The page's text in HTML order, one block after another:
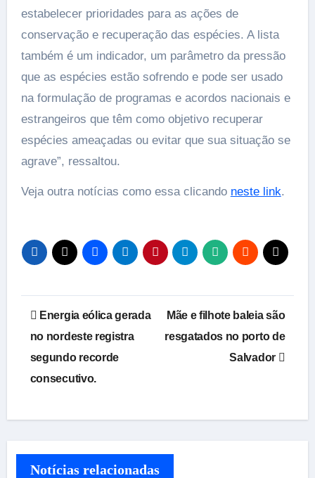
estabelecer prioridades para as ações de
conservação e recuperação das espécies. A lista
também é um indicador, um parâmetro da pressão
que as espécies estão sofrendo e pode ser usado
na formulação de programas e acordos nacionais e
estrangeiros que têm como objetivo recuperar
espécies ameaçadas ou evitar que sua situação se
agrave”, ressaltou.
Veja outra notícias como essa clicando neste link.
Navegação
de
Post
Energia eólica gerada
no nordeste registra
segundo recorde
consecutivo.
Mãe e filhote baleia são
resgatados no porto de
Salvador
Notícias relacionadas